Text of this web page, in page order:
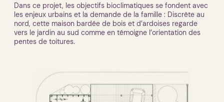
Dans ce projet, les objectifs bioclimatiques se fondent avec
les enjeux urbains et la demande de la famille : Discrète au
nord, cette maison bardée de bois et d’ardoises regarde
vers le jardin au sud comme en témoigne l’orientation des
pentes de toitures.